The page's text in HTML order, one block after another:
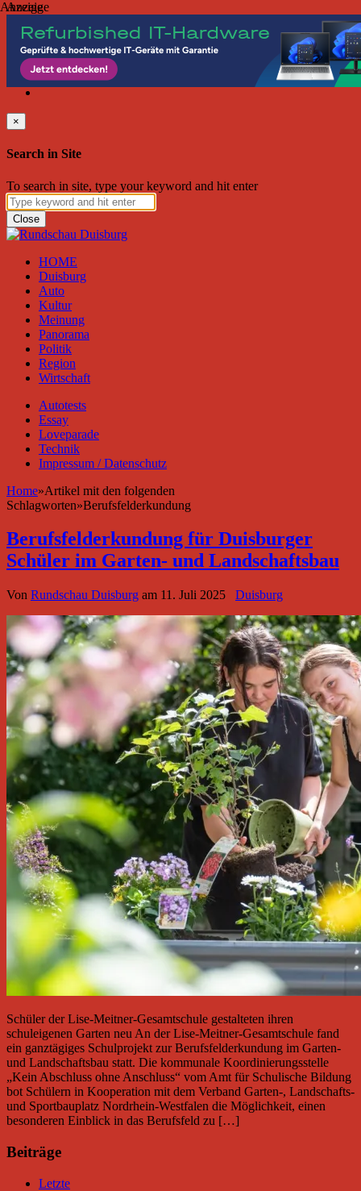
Samstag, August 08, 2026
Friend on Facebook
Subscribe to RSS
Search
×
Search in Site
To search in site, type your keyword and hit enter
Close
HOME
Duisburg
Auto
Kultur
Meinung
Panorama
Politik
Region
Wirtschaft
Autotests
Essay
Loveparade
Technik
Impressum / Datenschutz
Home»Artikel mit den folgenden
Schlagworten»Berufsfelderkundung
Berufsfelderkundung für Duisburger
Schüler im Garten- und Landschaftsbau
Von Rundschau Duisburg am 11. Juli 2025 Duisburg
Schüler der Lise-Meitner-Gesamtschule gestalteten ihren
schuleigenen Garten neu An der Lise-Meitner-Gesamtschule fand
ein ganztägiges Schulprojekt zur Berufsfelderkundung im Garten-
und Landschaftsbau statt. Die kommunale Koordinierungsstelle
„Kein Abschluss ohne Anschluss“ vom Amt für Schulische Bildung
bot Schülern in Kooperation mit dem Verband Garten-, Landschafts-
und Sportbauplatz Nordrhein-Westfalen die Möglichkeit, einen
besonderen Einblick in das Berufsfeld zu […]
Beiträge
Letzte
Anzeige
Anzeige